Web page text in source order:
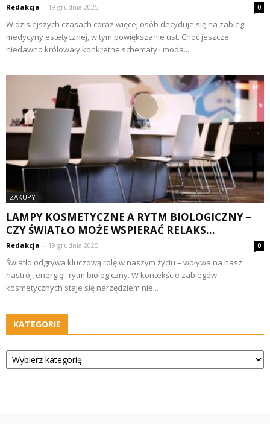
Redakcja - 19 grudnia 2025 0
W dzisiejszych czasach coraz więcej osób decyduje się na zabiegi
medycyny estetycznej, w tym powiększanie ust. Choć jeszcze
niedawno królowały konkretne schematy i moda...
ZAKUPY
LAMPY KOSMETYCZNE A RYTM BIOLOGICZNY –
CZY ŚWIATŁO MOŻE WSPIERAĆ RELAKS...
Redakcja - 19 grudnia 2025 0
Światło odgrywa kluczową rolę w naszym życiu – wpływa na nasz
nastrój, energię i rytm biologiczny. W kontekście zabiegów
kosmetycznych staje się narzędziem nie...
KATEGORIE
Kategorie